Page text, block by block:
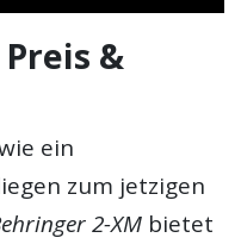
&
ein
zum jetzigen
2-XM bietet